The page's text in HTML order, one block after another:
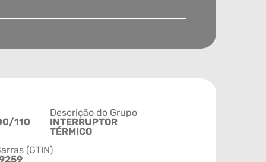
110
Descrição do Grupo
INTERRUPTOR
TÉRMICO
(GTIN)